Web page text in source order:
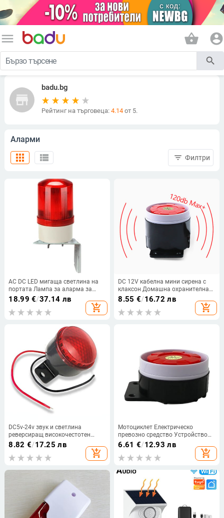
menu shopping_basket account_circle
search
store
badu.bg
Рейтинг на търговеца: 4.14от 5.
Аларми
view_list
apps filter_list Филтри
AC DC LED мигаща светлина на
портата Лампа за аларма за
люлееща се плъзгаща се врата
Отварачка/бариера Сигнал за
врата Мигаща лампа (без звук)
18.99 €/37.14 лв
add_shopping_cart
DC 12V кабелна мини сирена с
клаксон Домашна охранителна
звукова алармена система 120dB
аларма против кражба Мини
аларма
8.55 €/16.72 лв
add_shopping_cart
DC5v-24v звук и светлина
реверсиращ високочестотен
високоговорител водоустойчив
мигащ клаксон зумер
мотоциклет електрическа
децибела
8.82 €/17.25 лв
add_shopping_cart
Мотоциклет Електрическо
превозно средство Устройство
против кражба Специален
клаксон 12V алармен клаксон
125dB алармен клаксон
6.61 €/12.93 лв
add_shopping_cart